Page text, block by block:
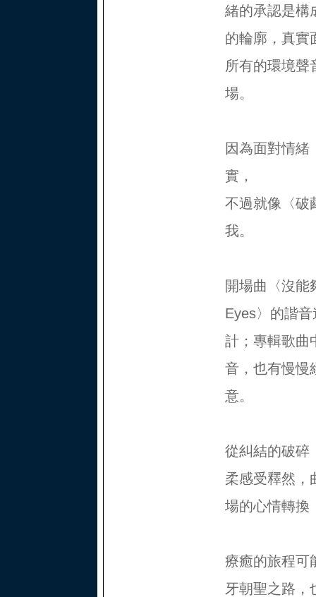
緒的承認是構
的輪廓，真實
所有的環境聲
場。
因為面對情緒
實，
不過就像〈破
我。
開場曲〈沒能
Eyes〉的諧
計；專輯歌曲
音，也有慢慢
意。
從糾結的破碎
柔感受釋然，
場的心情轉換
療癒的旅程可
牙朝聖之路，